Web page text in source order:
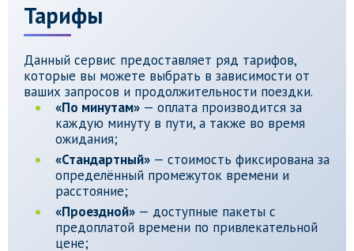
Тарифы
Данный сервис предоставляет ряд тарифов,
которые вы можете выбрать в зависимости от
ваших запросов и продолжительности поездки.
«По минутам» — оплата производится за
каждую минуту в пути, а также во время
ожидания;
«Стандартный» — стоимость фиксирована за
определённый промежуток времени и
расстояние;
«Проездной» — доступные пакеты с
предоплатой времени по привлекательной
цене;